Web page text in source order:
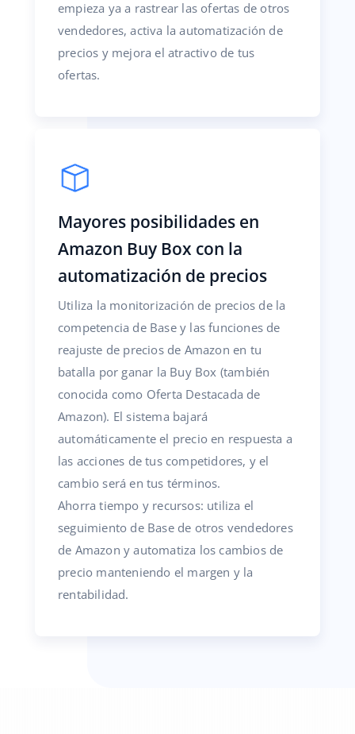
empieza ya a rastrear las ofertas de otros
vendedores, activa la automatización de
precios y mejora el atractivo de tus
ofertas.
Mayores posibilidades en
Amazon Buy Box con la
automatización de precios
Utiliza la monitorización de precios de la
competencia de Base y las funciones de
reajuste de precios de Amazon en tu
batalla por ganar la Buy Box (también
conocida como Oferta Destacada de
Amazon). El sistema bajará
automáticamente el precio en respuesta a
las acciones de tus competidores, y el
cambio será en tus términos.
Ahorra tiempo y recursos: utiliza el
seguimiento de Base de otros vendedores
de Amazon y automatiza los cambios de
precio manteniendo el margen y la
rentabilidad.